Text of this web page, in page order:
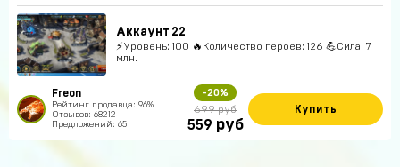
Аккаунт 22
⚡Уровень: 100 🔥Количество героев: 126 💪Сила: 7
млн.
Freon
Рейтинг продавца: 96%
Отзывов: 68212
Предложений: 65
-20%
699 руб
559 руб
Купить